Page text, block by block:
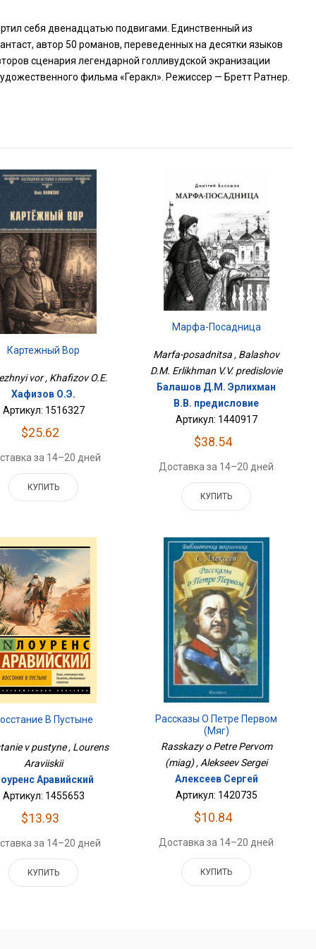
себя двенадцатью подвигами. Единственный из
автор 50 романов, переведенных на десятки языков
сценария легендарной голливудской экранизации
фильма «Геракл». Режиссер — Бретт Ратнер.
Картежный Вор
vor , Khafizov O.E.
Хафизов О.Э.
Артикул: 1516327
$25.62
за 14–20 дней
КУПИТЬ
Марфа-Посадница
Marfa-posadnitsa , Balashov
D.M. Erlikhman V.V. predislovie
Балашов Д.М. Эрлихман
В.В. предисловие
Артикул: 1440917
$38.54
Доставка за 14–20 дней
КУПИТЬ
В Пустыне
v pustyne , Lourens
Araviiskii
Аравийский
Артикул: 1455653
$13.93
за 14–20 дней
КУПИТЬ
Рассказы О Петре Первом
(мяг)
Rasskazy o Petre Pervom
(miag) , Alekseev Sergei
Алексеев Сергей
Артикул: 1420735
$10.84
Доставка за 14–20 дней
КУПИТЬ